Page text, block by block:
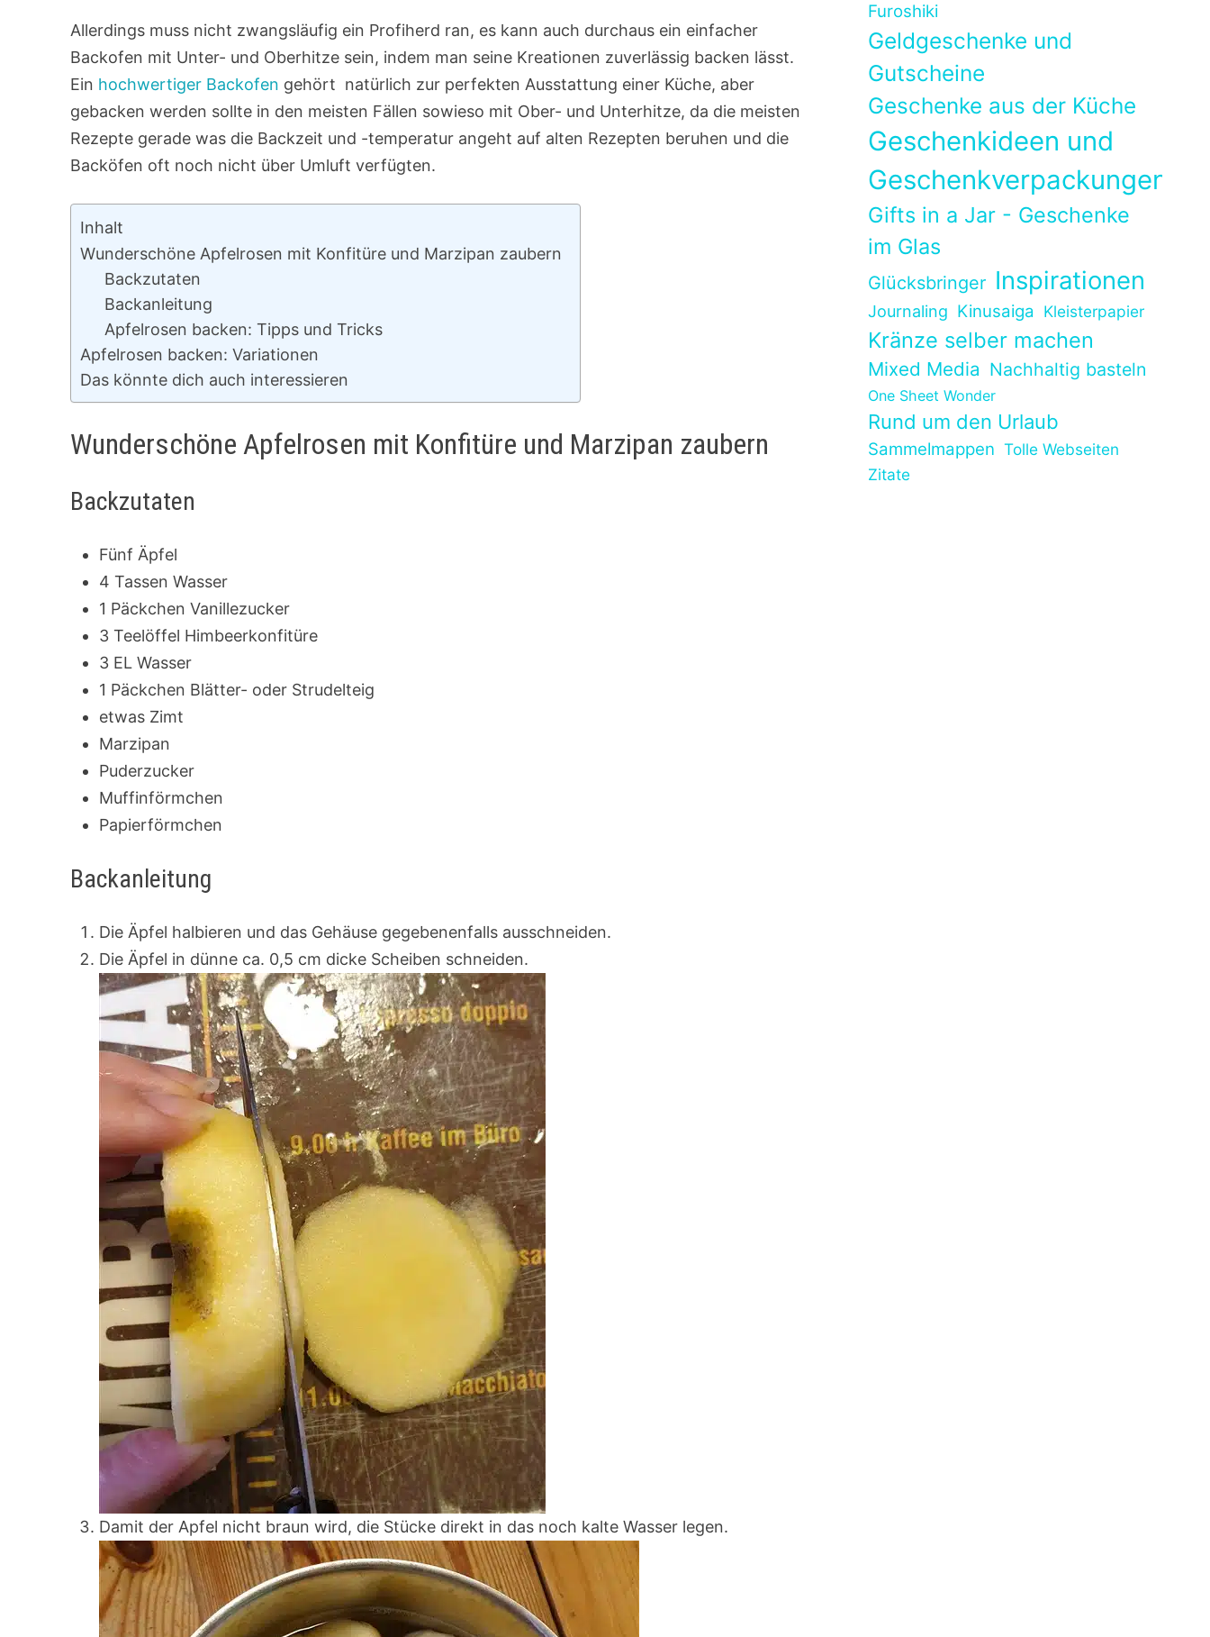
Allerdings muss nicht zwangsläufig ein Profiherd ran, es kann auch durchaus ein einfacher
Backofen mit Unter- und Oberhitze sein, indem man seine Kreationen zuverlässig backen lässt.
Ein hochwertiger Backofen gehört natürlich zur perfekten Ausstattung einer Küche, aber
gebacken werden sollte in den meisten Fällen sowieso mit Ober- und Unterhitze, da die meisten
Rezepte gerade was die Backzeit und -temperatur angeht auf alten Rezepten beruhen und die
Backöfen oft noch nicht über Umluft verfügten.
Inhalt
Wunderschöne Apfelrosen mit Konfitüre und Marzipan zaubern
Backzutaten
Backanleitung
Apfelrosen backen: Tipps und Tricks
Apfelrosen backen: Variationen
Das könnte dich auch interessieren
Wunderschöne Apfelrosen mit Konfitüre und Marzipan zaubern
Backzutaten
Fünf Äpfel
4 Tassen Wasser
1 Päckchen Vanillezucker
3 Teelöffel Himbeerkonfitüre
3 EL Wasser
1 Päckchen Blätter- oder Strudelteig
etwas Zimt
Marzipan
Puderzucker
Muffinförmchen
Papierförmchen
Backanleitung
Die Äpfel halbieren und das Gehäuse gegebenenfalls ausschneiden.
Die Äpfel in dünne ca. 0,5 cm dicke Scheiben schneiden.
Damit der Apfel nicht braun wird, die Stücke direkt in das noch kalte Wasser legen.
Furoshiki
Geldgeschenke und
Gutscheine
Geschenke aus der Küche
Geschenkideen und
Geschenkverpackungen
Gifts in a Jar - Geschenke
im Glas
Glücksbringer Inspirationen
Journaling Kinusaiga Kleisterpapier
Kränze selber machen
Mixed Media Nachhaltig basteln
One Sheet Wonder
Rund um den Urlaub
Sammelmappen Tolle Webseiten
Zitate